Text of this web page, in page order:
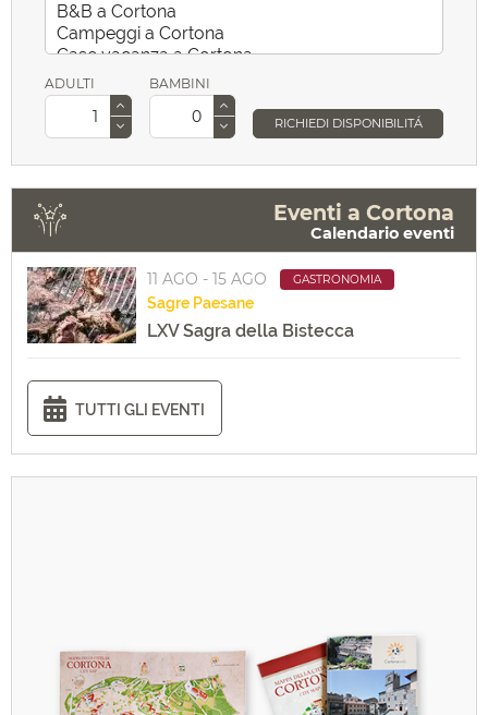
ADULTI BAMBINI
RICHIEDI DISPONIBILITÁ
Eventi a Cortona
Calendario eventi
11 AGO - 15 AGO GASTRONOMIA
Sagre Paesane
LXV Sagra della Bistecca
TUTTI GLI EVENTI